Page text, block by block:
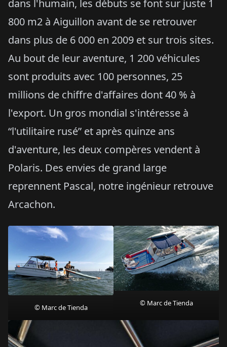
dans l'humain, les débuts se font sur juste 1
800 m2 à Aiguillon avant de se retrouver
dans plus de 6 000 en 2009 et sur trois sites.
Au bout de leur aventure, 1 200 véhicules
sont produits avec 100 personnes, 25
millions de chiffre d'affaires dont 40 % à
l'export. Un gros mondial s'intéresse à
“l'utilitaire rusé” et après quinze ans
d'aventure, les deux compères vendent à
Polaris. Des envies de grand large
reprennent Pascal, notre ingénieur retrouve
Arcachon.
© Marc de Tienda
© Marc de Tienda